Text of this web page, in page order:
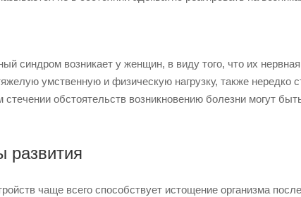
синдром возникает у женщин, в виду того, что их
умственную и физическую нагрузку, также нередко
обстоятельств возникновению болезни могут
развития
чаще всего способствует истощение организма